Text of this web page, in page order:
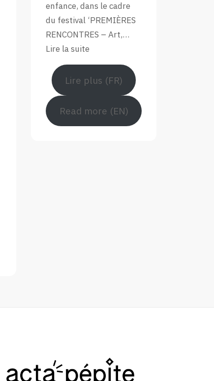
enfance, dans le cadre
du festival ‘PREMIÈRES
RENCONTRES – Art,…
Lire la suite
Retour
en
Lire plus (FR)
Read more (EN)